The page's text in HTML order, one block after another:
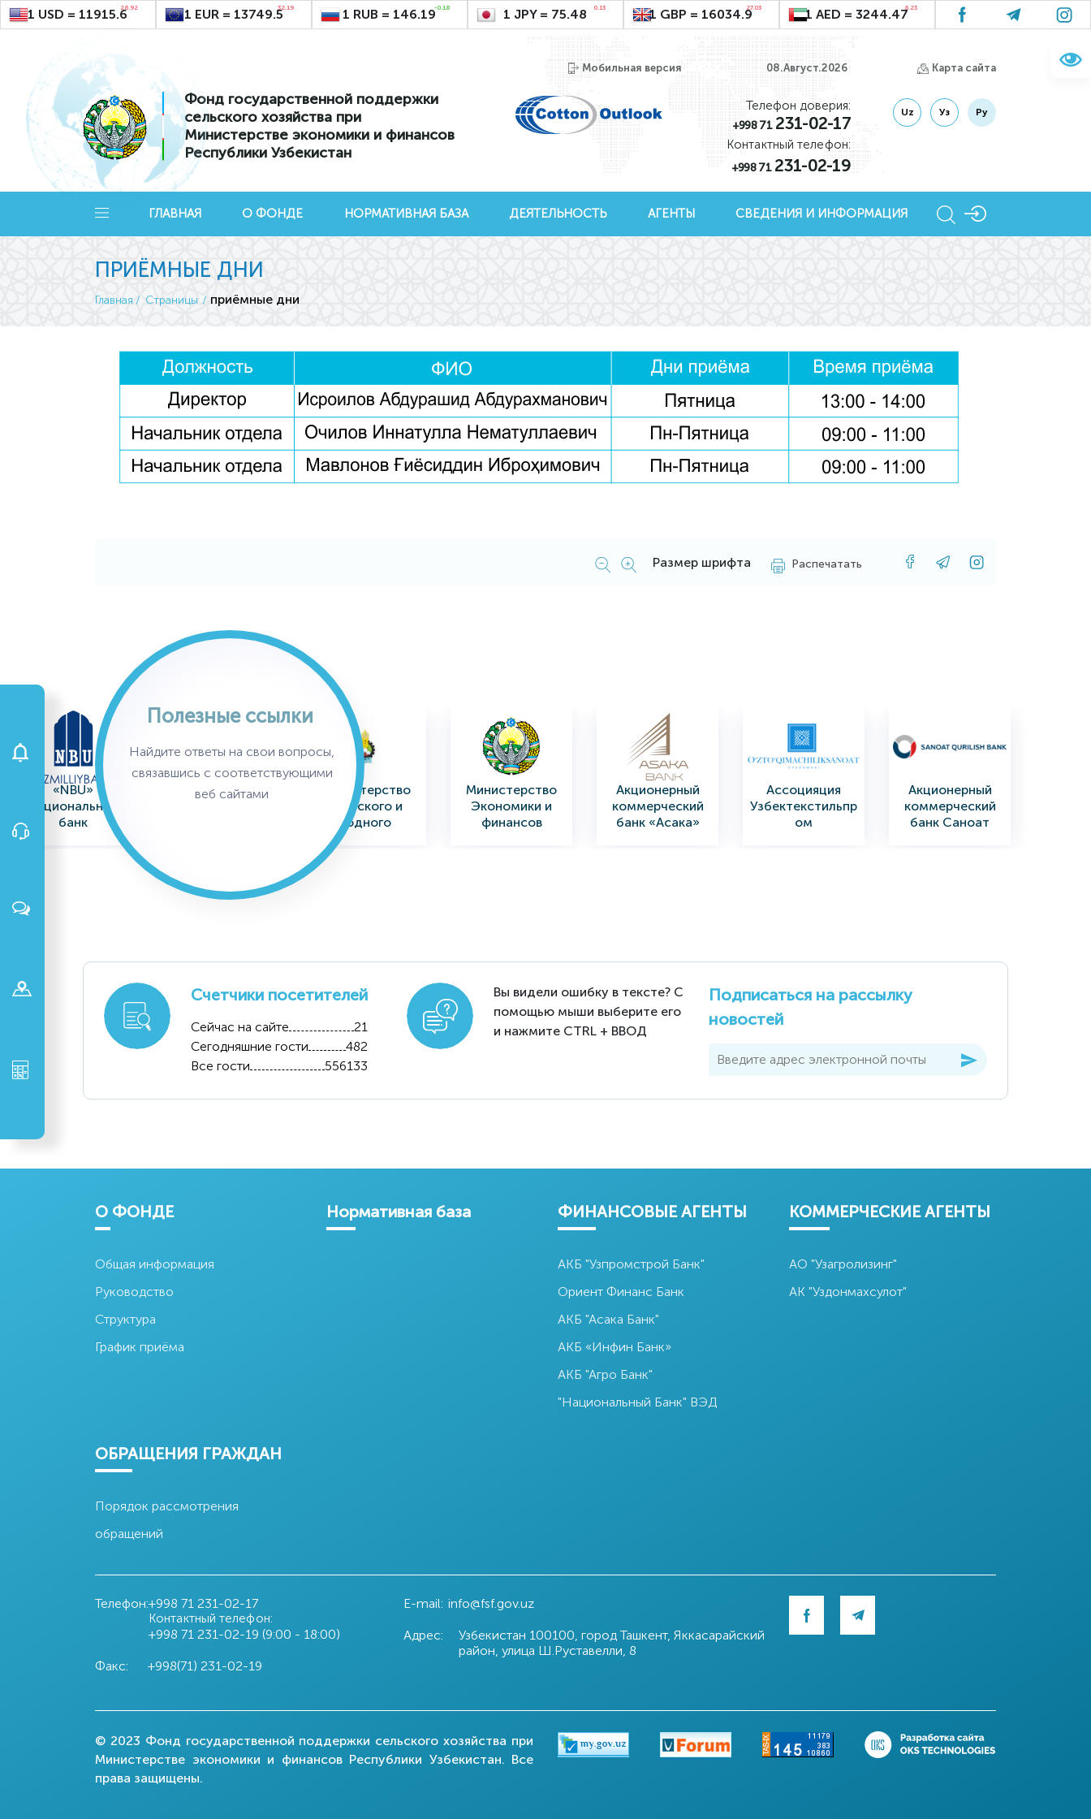
1 USD = 11915.628.92 1 EUR = 13749.532.19 1 RUB = 146.19-0.18 1 JPY = 75.48 0.13 1 GBP = 16034.927.03 1 AED = 3244.478.23
Мобильная версия 08.Август.2026 Карта сайта
Фонд государственной поддержки
сельского хозяйства при
Министерстве экономики и финансов
Республики Узбекистан
Телефон доверия:
+998 71231-02-17
Контактный телефон:
+998 71231-02-19
Uz Уз Ру
ГЛАВНАЯ О ФОНДЕ НОРМАТИВНАЯ БАЗА ДЕЯТЕЛЬНОСТЬ АГЕНТЫ СВЕДЕНИЯ И ИНФОРМАЦИЯ
ПРИЁМНЫЕ ДНИ
Главная Страницы приёмные дни
Размер шрифта Распечатать
«NBU»
Национальный
банк
внешнеэкономич
"INFINBANK"
Министерство
сельского и
водного
хозяйства
Министерство
Экономики и
финансов
Акционерный
коммерческий
банк «Асака»
Ассоцияция
Узбектекстильпр
ом
Акционерный
коммерческий
банк Саноат
Акционерное
Узагролизинг
АК
Agrobank
коммерческий
Центральный
«NBU»
банк
внешнеэкономич
еской
деятельности
"INFINBANK"
Коммерческий
Министерство
Экономики и
Центральный
Банк Узбекистана
Полезные ссылки
Найдите ответы на свои вопросы,
связавшись с соответствующими
веб сайтами
Счетчики посетителей
Сейчас на сайте
21
Сегодняшние гости
482
Все гости
556133
Вы видели ошибку в тексте? С
помощью мыши выберите его
и нажмите CTRL + ВВОД
Подписаться на рассылку
новостей
О ФОНДЕ
Общая информация
Руководство
Структура
График приёма
Нормативная база ФИНАНСОВЫЕ АГЕНТЫ
АКБ "Узпромстрой Банк"
Ориент Финанс Банк
АКБ "Асака Банк"
АКБ «Инфин Банк»
АКБ "Агро Банк"
"Национальный Банк" ВЭД
КОММЕРЧЕСКИЕ АГЕНТЫ
АО "Узагролизинг"
АК "Уздонмахсулот"
ОБРАЩЕНИЯ ГРАЖДАН
Порядок рассмотрения
обращений
Телефон:+998 71 231-02-17
Контактный телефон:
+998 71 231-02-19 (9:00 - 18:00)
Факс: +998(71) 231-02-19
E-mail: info@fsf.gov.uz
Адрес:
Узбекистан 100100, город Ташкент, Яккасарайский
район, улица Ш.Руставелли, 8
© 2023 Фонд государственной поддержки сельского хозяйства при
Министерстве экономики и финансов Республики Узбекистан. Все
права защищены.